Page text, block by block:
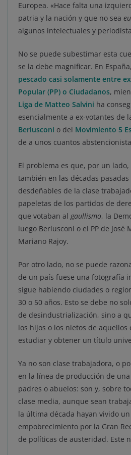
Europea. «Hace falta una
patria y la nación y que no sea
algunos intelectuales y
No se puede subestimar esta
se la debe magnificar. En
pescado casi solamente entre
Popular (PP) o Ciudadanos,
Liga de Matteo Salvini ha
esencialmente a ex-votantes de
Berlusconi o del Movimiento 5
de a unos cuantos
El problema es que, por un
también en las décadas
desdeñables de la clase
papeletas de los partidos de
que votaban al gaullismo, la
luego Berlusconi o el PP de José
Mariano Rajoy.
Por otro lado, no se puede
de un país fuese una fotografía
sigue habiendo ciudades o
30 o 50 años. Esto se debe no
de desindustrialización, sino a
los hijos o los nietos de
estudiar y obtener un título
Ya no son clase trabajadora, o
en la línea de producción de
padres o abuelos: son y, sobre
clase media, aunque sean
la última década hayan vivido
empobrecimiento por la Gran
de políticas de austeridad. Este